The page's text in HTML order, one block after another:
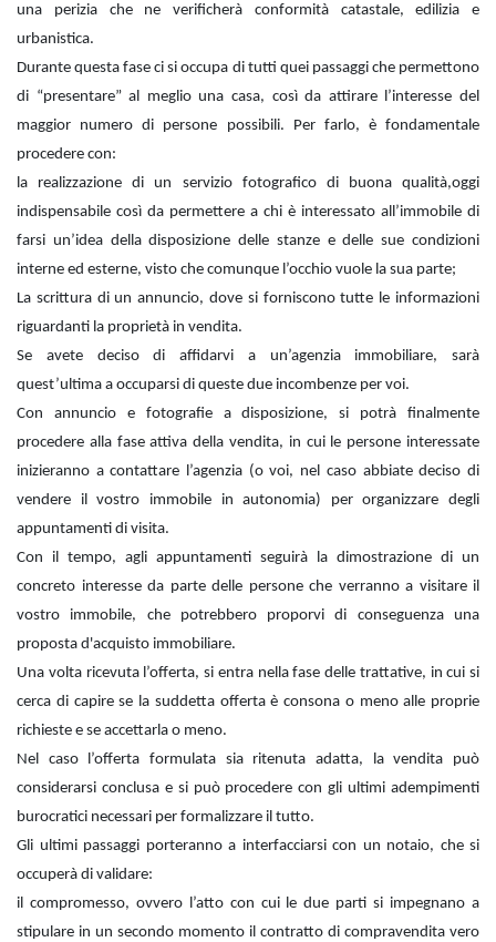
una perizia che ne verificherà conformità catastale, edilizia e
urbanistica.
Durante questa fase ci si occupa di tutti quei passaggi che permettono
di “presentare” al meglio una casa, così da attirare l’interesse del
maggior numero di persone possibili. Per farlo, è fondamentale
procedere con:
la realizzazione di un servizio fotografico di buona qualità,oggi
indispensabile così da permettere a chi è interessato all’immobile di
farsi un’idea della disposizione delle stanze e delle sue condizioni
interne ed esterne, visto che comunque l’occhio vuole la sua parte;
La scrittura di un annuncio, dove si forniscono tutte le informazioni
riguardanti la proprietà in vendita.
Se avete deciso di affidarvi a un’agenzia immobiliare, sarà
quest’ultima a occuparsi di queste due incombenze per voi.
Con annuncio e fotografie a disposizione, si potrà finalmente
procedere alla fase attiva della vendita, in cui le persone interessate
inizieranno a contattare l’agenzia (o voi, nel caso abbiate deciso di
vendere il vostro immobile in autonomia) per organizzare degli
appuntamenti di visita.
Con il tempo, agli appuntamenti seguirà la dimostrazione di un
concreto interesse da parte delle persone che verranno a visitare il
vostro immobile, che potrebbero proporvi di conseguenza una
proposta d'acquisto immobiliare.
Una volta ricevuta l’offerta, si entra nella fase delle trattative, in cui si
cerca di capire se la suddetta offerta è consona o meno alle proprie
richieste e se accettarla o meno.
Nel caso l’offerta formulata sia ritenuta adatta, la vendita può
considerarsi conclusa e si può procedere con gli ultimi adempimenti
burocratici necessari per formalizzare il tutto.
Gli ultimi passaggi porteranno a interfacciarsi con un notaio, che si
occuperà di validare:
il compromesso, ovvero l’atto con cui le due parti si impegnano a
stipulare in un secondo momento il contratto di compravendita vero